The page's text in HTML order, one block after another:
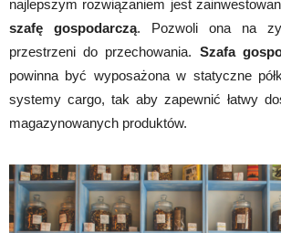
najlepszym rozwiązaniem jest
szafę gospodarczą. Pozwoli ona na
przestrzeni do przechowania. Szafa
powinna być wyposażona w statyczne
systemy cargo, tak aby zapewnić łatwy
magazynowanych produktów.